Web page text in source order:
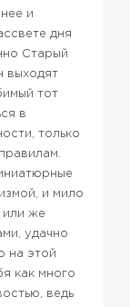
и
дня
Старый
выходят
тот
в
только
и мило
или же
удачно
на этой
как много
ведь